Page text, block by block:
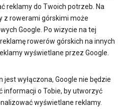
reklamy do Twoich potrzeb. Na
z rowerami górskimi może
Google. Po wizycie na tej
rowerów górskich na innych
wyświetlane przez Google.
wyłączona, Google nie będzie
informacji o Tobie, by utworzyć
wyświetlane reklamy.